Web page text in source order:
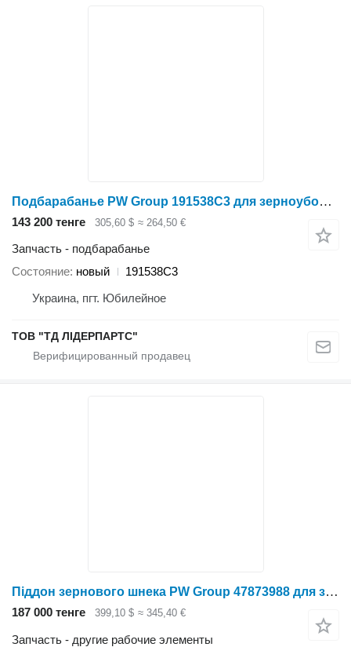
Подбарабанье PW Group 191538C3 для зерноуборочного комбайна Case IH 2366
143 200 тенге 305,60 $ ≈ 264,50 €
Запчасть - подбарабанье
Состояние новый
191538C3
Украина, пгт. Юбилейное
ТОВ "ТД ЛІДЕРПАРТС"
Піддон зернового шнека PW Group 47873988 для зерноуборочного комбайна Case IH 7140
187 000 тенге 399,10 $ ≈ 345,40 €
Запчасть - другие рабочие элементы